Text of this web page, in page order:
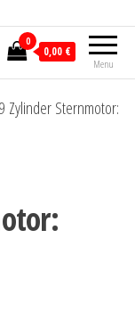
Menu
0
0,00 €
9 Zylinder Sternmotor: